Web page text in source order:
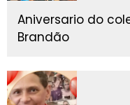
Aniversario do
Brandão